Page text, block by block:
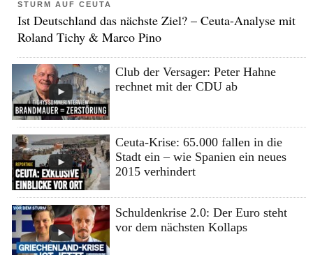
STURM AUF CEUTA
Ist Deutschland das nächste Ziel? – Ceuta-Analyse mit
Roland Tichy & Marco Pino
Club der Versager: Peter Hahne
rechnet mit der CDU ab
Ceuta-Krise: 65.000 fallen in die
Stadt ein – wie Spanien ein neues
2015 verhindert
Schuldenkrise 2.0: Der Euro steht
vor dem nächsten Kollaps